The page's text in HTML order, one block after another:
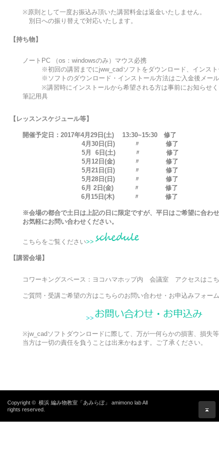
※原則として一度お振込み頂いた講習料金は返金いたしません。
別日への振り替えで対応いたします。
【持ち物】
ノートPC （os：windowsのみ）マウス必携
※初回の講習までにjww_cadソフトをダウンロード、インストー
※ソフトのダウンロード・インストール方法はご入金後メール
※講習時にインストールから希望される方は事前にお知らせく
筆記用具
【レッスンスケジュール等】
開催予定日：2017年4月29日(土) 　13:30~15:30　修了
4月30日(日)　　　〃　　　　修了
5月12日(金)　　　〃　　　　修了
5月21日(日)　　　〃　　　　修了
5月28日(日)　　　〃　　　　修了
6月 2日(金)　       〃　　　　修了
6月15日(木)　　　〃　　　　修了
※会場の都合で土日は上記の日に限定ですが、平日はご希望に合わ
お気軽にお問い合わせください。
こちらをご覧ください>>
【講習会場】
コワーキングスペース：ヨコハマホップ内　会議室　アクセスはこ
>>
※jw_cadソフトダウンロードに際して、万が一何らかの損害、損失等
当方は一切の責任を負うことは出来かねます。ご了承ください。
Copyright © 横浜 編み物教室「あみらぼ」 amimono labAll
rights reserved.